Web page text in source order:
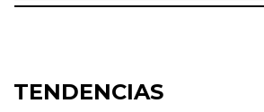
TENDENCIAS